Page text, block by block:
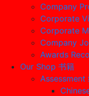
Company
Corporate
Corporate
Company
Awards
Our Shop 书籍
Assessment